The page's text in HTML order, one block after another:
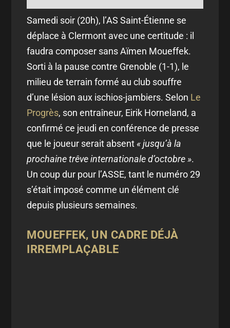
Samedi soir (20h), l’AS Saint-Étienne se
déplace à Clermont avec une certitude : il
faudra composer sans Aïmen Moueffek.
Sorti à la pause contre Grenoble (1-1), le
milieu de terrain formé au club souffre
d’une lésion aux ischios-jambiers. Selon Le
Progrès, son entraîneur, Eirik Horneland, a
confirmé ce jeudi en conférence de presse
que le joueur serait absent« jusqu’à la
prochaine trêve internationale d’octobre ».
Un coup dur pour l’ASSE, tant le numéro 29
s’était imposé comme un élément clé
depuis plusieurs semaines.
MOUEFFEK, UN CADRE DÉJÀ
IRREMPLAÇABLE